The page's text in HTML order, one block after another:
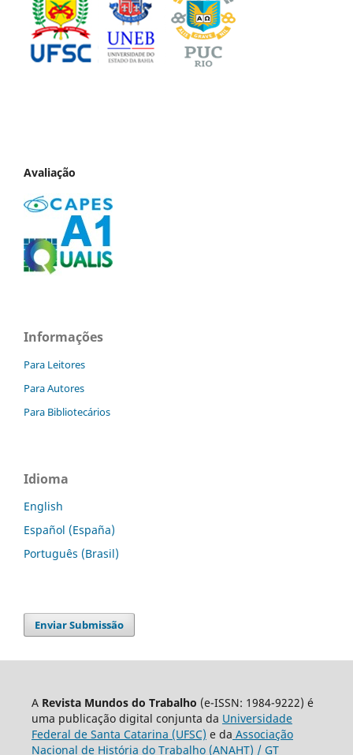
Avaliação
Informações
Para Leitores
Para Autores
Para Bibliotecários
Idioma
English
Español (España)
Português (Brasil)
Enviar Submissão
A Revista Mundos do Trabalho (e-ISSN: 1984-9222) é
uma publicação digital conjunta da Universidade
Federal de Santa Catarina (UFSC) e da Associação
Nacional de História do Trabalho (ANAHT) / GT